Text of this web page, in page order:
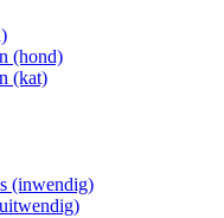
(hond)
(kat)
(inwendig)